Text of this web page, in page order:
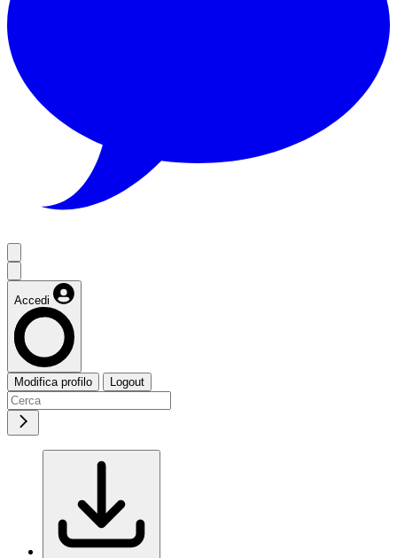
Accedi
Modifica profilo Logout